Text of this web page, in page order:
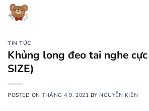
Chuyển
đến
dungTIN TỨC
Khủng long đeo tai nghe
SIZE)
POSTED ONTHÁNG 4 9, 2021 BY NGUYỄN KIÊN